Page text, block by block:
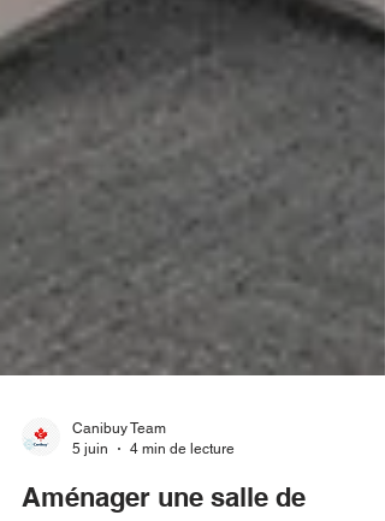
5 juin
4 min de lecture